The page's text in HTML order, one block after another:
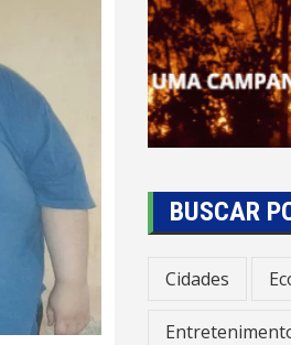
BUSCAR
Cidades